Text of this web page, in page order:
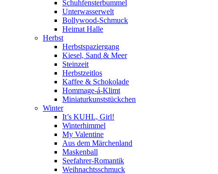
Schuhfensterbummel
Unterwasserwelt
Bollywood-Schmuck
Heimat Halle
Herbst
Herbstspaziergang
Kiesel, Sand & Meer
Steinzeit
Herbstzeitlos
Kaffee & Schokolade
Hommage-á-Klimt
Miniaturkunststückchen
Winter
It’s KUHL, Girl!
Winterhimmel
My Valentine
Aus dem Märchenland
Maskenball
Seefahrer-Romantik
Weihnachtsschmuck